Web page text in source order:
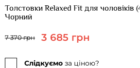
Толстовки Relaxed Fit для чоловіків
Чорний
7 370 грн 3 685 грн
Слідкуємо за ціною?